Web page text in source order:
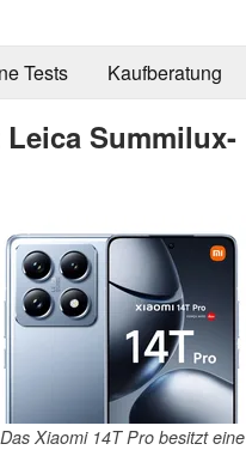
Tests Kaufberatung
Summilux-
Das Xiaomi 14T Pro besitzt eine